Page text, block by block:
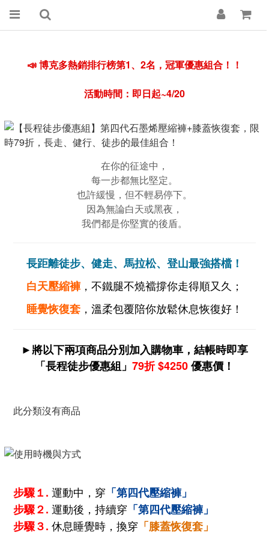
📣 博克多熱銷排行榜第1、2名，冠軍優惠組合！！
活動時間：即日起~4/20
在你的征途中，
每一步都無比堅定。
也許緩慢，但不輕易停下。
因為無論白天或黑夜，
我們都是你堅實的後盾。
長距離徒步、 健走、馬拉松、登山最強搭檔！
白天壓縮褲，不鐵腿不燒襠撐你走得順又久；
睡覺恢復套，溫柔包覆陪你放鬆休息恢復好！
►將以下兩項商品分別加入購物車，結帳時即享
「長程徒步優惠組」 79折 $4250優惠價！
此分類沒有商品
步驟１. 運動中，穿 「第四代壓縮褲」
步驟２. 運動後，持續穿 「第四代壓縮褲」
步驟３. 休息睡覺時，換穿 「膝蓋恢復套」